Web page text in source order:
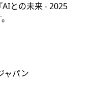
との未来 ‐ 2025
パン